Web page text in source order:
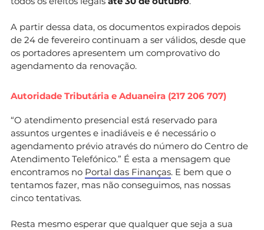
A partir dessa data, os documentos expirados depois
de 24 de fevereiro continuam a ser válidos, desde que
os portadores apresentem um comprovativo do
agendamento da renovação.
Autoridade Tributária e Aduaneira (217 206 707)
“O atendimento presencial está reservado para
assuntos urgentes e inadiáveis e é necessário o
agendamento prévio através do número do Centro de
Atendimento Telefónico.” É esta a mensagem que
encontramos no Portal das Finanças. E bem que o
tentamos fazer, mas não conseguimos, nas nossas
cinco tentativas.
Resta mesmo esperar que qualquer que seja a sua